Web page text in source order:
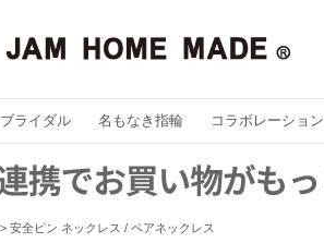
ブライダル 名もなき指輪 コラボレーション
安全ピン ネックレス / ペアネックレス